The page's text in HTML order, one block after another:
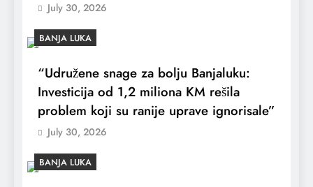
July 30, 2026
BANJA LUKA
“Udružene snage za bolju Banjaluku:
Investicija od 1,2 miliona KM rešila
problem koji su ranije uprave ignorisale”
July 30, 2026
BANJA LUKA